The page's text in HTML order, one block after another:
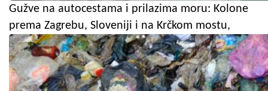
Gužve na autocestama i prilazima moru: Kolone
prema Zagrebu, Sloveniji i na Krčkom mostu,